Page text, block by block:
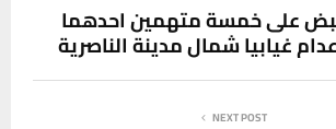
على خمسة متهمين احدهما
غيابيا شمال مدينة الناصرية
NEXT POST